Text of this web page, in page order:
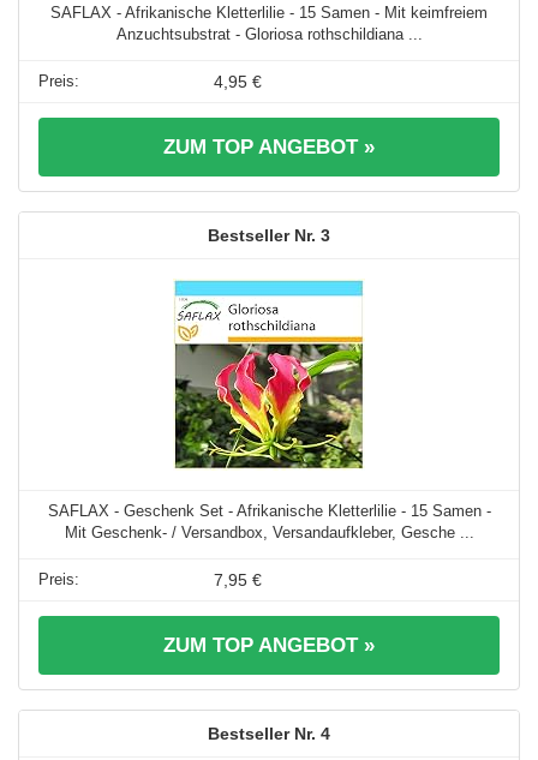
SAFLAX - Afrikanische Kletterlilie - 15 Samen - Mit keimfreiem
Anzuchtsubstrat - Gloriosa rothschildiana ...
4,95 €
ZUM TOP ANGEBOT »
3
SAFLAX - Geschenk Set - Afrikanische Kletterlilie - 15 Samen -
Mit Geschenk- / Versandbox, Versandaufkleber, Gesche ...
7,95 €
ZUM TOP ANGEBOT »
4